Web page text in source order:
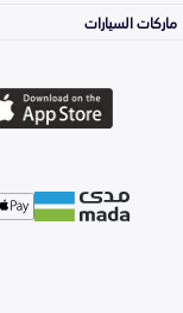
ماركات السيارات